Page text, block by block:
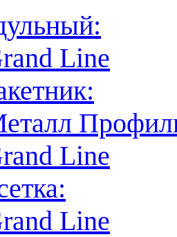
Line
Line
Line